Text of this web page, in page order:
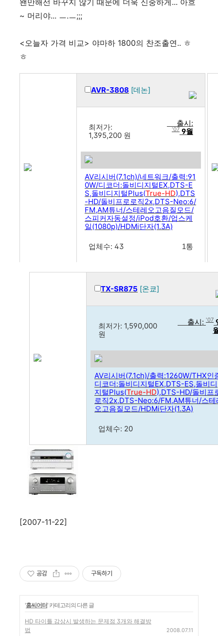
왠만해선 바꾸지 않기 때문에 더욱 신중하게... 아흐
~ 머리야... ㅡ.ㅡ;;;
<오늘자 가격 비교> 야마하 1800의 찬조출연.. ㅎ
ㅎ
AVR-3808 [데논]
최저가:
1,395,200 원
출시:
'07 9월
AV리시버(7.1ch)/네트워크/출력:91
0W/디코더:돌비디지털EX,DTS-E
S,돌비디지털Plus(True-HD),DTS
-HD/돌비프로로직2x,DTS-Neo:6/
FM,AM튜너/스테레오고음질모드/
스피커자동설정/iPod호환/업스케
일(1080p)/HDMi단자(1.3A)
업체수: 43 1통
TX-SR875 [온쿄]
최저가: 1,590,000
원
출시: '07
AV리시버(7.1ch)/출력:1260W/THX인
디코더:돌비디지털EX,DTS-ES,돌비디
지털Plus(True-HD),DTS-HD/돌비프
로직2x,DTS-Neo:6/FM,AM튜너/스테
오고음질모드/HDMi단자(1.3A)
업체수: 20
[2007-11-22]
공감 구독하기
'홈씨어터' 카테고리의 다른 글
HD 타이틀 감상시 발생하는 문제점 3개와 해결방
법
2008.07.11